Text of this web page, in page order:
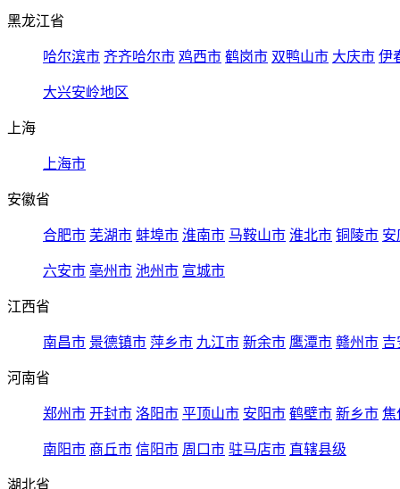
黑龙江省
哈尔滨市 齐齐哈尔市 鸡西市 鹤岗市 双鸭山市 大庆市 伊
大兴安岭地区
上海
上海市
安徽省
合肥市 芜湖市 蚌埠市 淮南市 马鞍山市 淮北市 铜陵市 安
六安市 亳州市 池州市 宣城市
江西省
南昌市 景德镇市 萍乡市 九江市 新余市 鹰潭市 赣州市 吉
河南省
郑州市 开封市 洛阳市 平顶山市 安阳市 鹤壁市 新乡市 焦
南阳市 商丘市 信阳市 周口市 驻马店市 直辖县级
湖北省